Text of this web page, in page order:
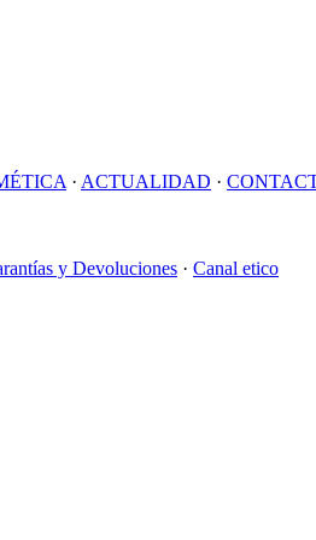
· ACTUALIDAD ·
y Devoluciones · Canal etico